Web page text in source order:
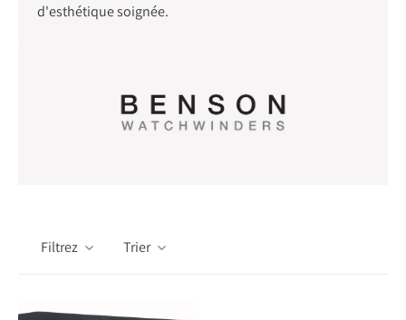
d'esthétique soignée.
Filtrez Trier